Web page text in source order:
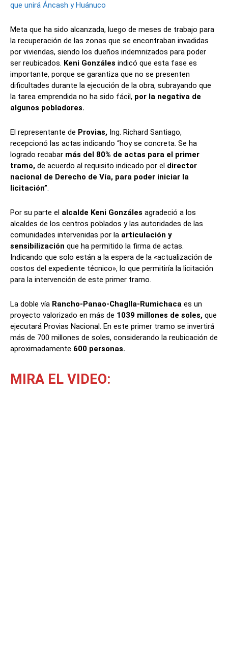
que unirá Áncash y Huánuco
Meta que ha sido alcanzada, luego de meses de trabajo para
la recuperación de las zonas que se encontraban invadidas
por viviendas, siendo los dueños indemnizados para poder
ser reubicados. Keni Gonzáles indicó que esta fase es
importante, porque se garantiza que no se presenten
dificultades durante la ejecución de la obra, subrayando que
la tarea emprendida no ha sido fácil, por la negativa de
algunos pobladores.
El representante de Provias, Ing. Richard Santiago,
recepcionó las actas indicando “hoy se concreta. Se ha
logrado recabar más del 80% de actas para el primer
tramo, de acuerdo al requisito indicado por el director
nacional de Derecho de Vía, para poder iniciar la
licitación”.
Por su parte el alcalde Keni Gonzáles agradeció a los
alcaldes de los centros poblados y las autoridades de las
comunidades intervenidas por la articulación y
sensibilización que ha permitido la firma de actas.
Indicando que solo están a la espera de la «actualización de
costos del expediente técnico», lo que permitiría la licitación
para la intervención de este primer tramo.
La doble vía Rancho-Panao-Chaglla-Rumichaca es un
proyecto valorizado en más de 1039 millones de soles, que
ejecutará Provias Nacional. En este primer tramo se invertirá
más de 700 millones de soles, considerando la reubicación de
aproximadamente 600 personas.
MIRA EL VIDEO: